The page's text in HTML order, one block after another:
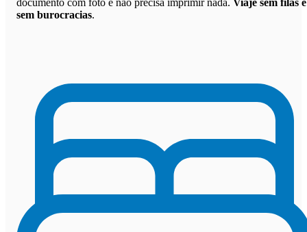
documento com foto e não precisa imprimir nada. Viaje sem filas e
sem burocracias.